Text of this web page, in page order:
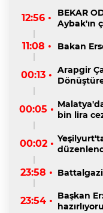
12:56 •
BEKAR
Aybak'ın
11:08 • Bakan
00:13 • Arapgir
00:05 • bin lira
00:02 •
23:58 •
23:54 • Başkan